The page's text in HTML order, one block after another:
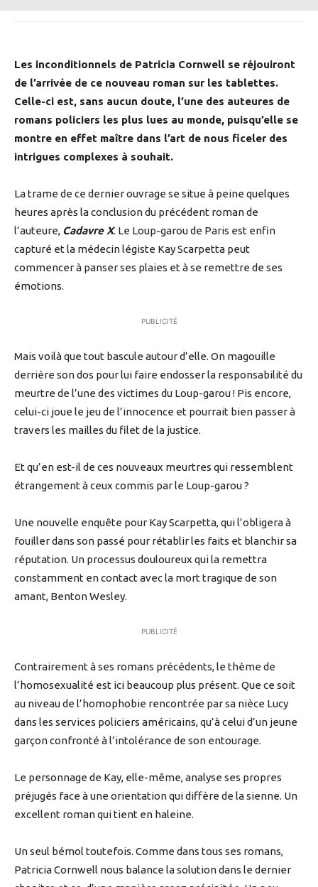
Les inconditionnels de Patricia Cornwell se réjouiront
de l’arrivée de ce nouveau roman sur les tablettes.
Celle-ci est, sans aucun doute, l’une des auteures de
romans policiers les plus lues au monde, puisqu’elle se
montre en effet maître dans l’art de nous ficeler des
intrigues complexes à souhait.
La trame de ce dernier ouvrage se situe à peine quelques
heures après la conclusion du précédent roman de
l’auteure, Cadavre X. Le Loup-garou de Paris est enfin
capturé et la médecin légiste Kay Scarpetta peut
commencer à panser ses plaies et à se remettre de ses
émotions.
PUBLICITÉ
Mais voilà que tout bascule autour d’elle. On magouille
derrière son dos pour lui faire endosser la responsabilité du
meurtre de l’une des victimes du Loup-garou ! Pis encore,
celui-ci joue le jeu de l’innocence et pourrait bien passer à
travers les mailles du filet de la justice.
Et qu’en est-il de ces nouveaux meurtres qui ressemblent
étrangement à ceux commis par le Loup-garou ?
Une nouvelle enquête pour Kay Scarpetta, qui l’obligera à
fouiller dans son passé pour rétablir les faits et blanchir sa
réputation. Un processus douloureux qui la remettra
constamment en contact avec la mort tragique de son
amant, Benton Wesley.
PUBLICITÉ
Contrairement à ses romans précédents, le thème de
l’homosexualité est ici beaucoup plus présent. Que ce soit
au niveau de l’homophobie rencontrée par sa nièce Lucy
dans les services policiers américains, qu’à celui d’un jeune
garçon confronté à l’intolérance de son entourage.
Le personnage de Kay, elle-même, analyse ses propres
préjugés face à une orientation qui diffère de la sienne. Un
excellent roman qui tient en haleine.
Un seul bémol toutefois. Comme dans tous ses romans,
Patricia Cornwell nous balance la solution dans le dernier